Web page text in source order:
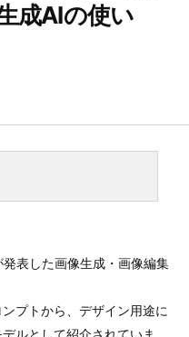
成AIの使い
表した画像生成・画像編集
プトから、デザイン用途に
ルとして紹介されていま